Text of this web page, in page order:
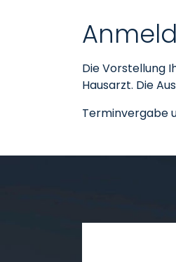
Die Vorstellung
Hausarzt. Die
Terminvergabe